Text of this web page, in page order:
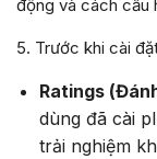
động và cách cấu
5. Trước khi cài
Ratings
dùng đã cài
trải nghiệm